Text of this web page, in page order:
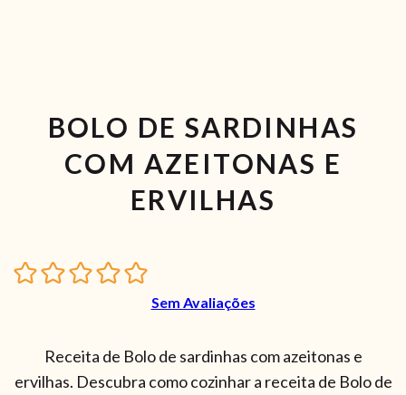
BOLO DE SARDINHAS
COM AZEITONAS E
ERVILHAS
Sem Avaliações
Receita de Bolo de sardinhas com azeitonas e
ervilhas. Descubra como cozinhar a receita de Bolo de